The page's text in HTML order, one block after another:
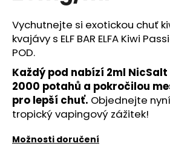
Vychutnejte si exotickou chuť
kvajávy s ELF BAR ELFA Kiwi
POD.
Každý pod nabízí 2ml
2000 potahů a pokročilou
pro lepší chuť. Objednejte
tropický vapingový zážitek!
Možnosti doručení
o
o
r
u
č
u
j
e
m
e